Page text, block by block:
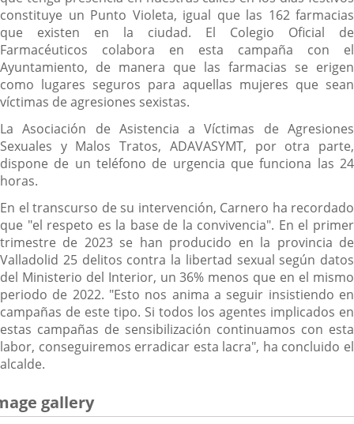
constituye un Punto Violeta, igual que las 162 farmacias
que existen en la ciudad. El Colegio Oficial de
Farmacéuticos colabora en esta campaña con el
Ayuntamiento, de manera que las farmacias se erigen
como lugares seguros para aquellas mujeres que sean
víctimas de agresiones sexistas.
La Asociación de Asistencia a Víctimas de Agresiones
Sexuales y Malos Tratos, ADAVASYMT, por otra parte,
dispone de un teléfono de urgencia que funciona las 24
horas.
En el transcurso de su intervención, Carnero ha recordado
que "el respeto es la base de la convivencia". En el primer
trimestre de 2023 se han producido en la provincia de
Valladolid 25 delitos contra la libertad sexual según datos
del Ministerio del Interior, un 36% menos que en el mismo
periodo de 2022. "Esto nos anima a seguir insistiendo en
campañas de este tipo. Si todos los agentes implicados en
estas campañas de sensibilización continuamos con esta
labor, conseguiremos erradicar esta lacra", ha concluido el
alcalde.
gallery